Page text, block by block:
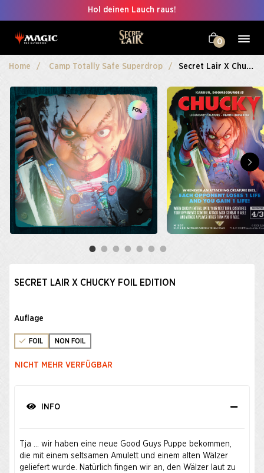
Hol deinen Lauch raus!
0
Home Camp Totally Safe Superdrop Secret Lair X Chucky Foil Edition
SECRET LAIR X CHUCKY FOIL EDITION
Auflage
FOIL NON FOIL
NICHT MEHR VERFÜGBAR
INFO
Tja … wir haben eine neue Good Guys Puppe bekommen,
die mit einem seltsamen Amulett und einem alten Wälzer
geliefert wurde. Natürlich fingen wir an, den Wälzer laut zu